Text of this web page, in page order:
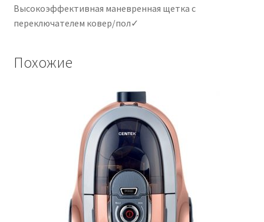
Высокоэффективная маневренная щетка с
переключателем ковер/пол✓
Похожие